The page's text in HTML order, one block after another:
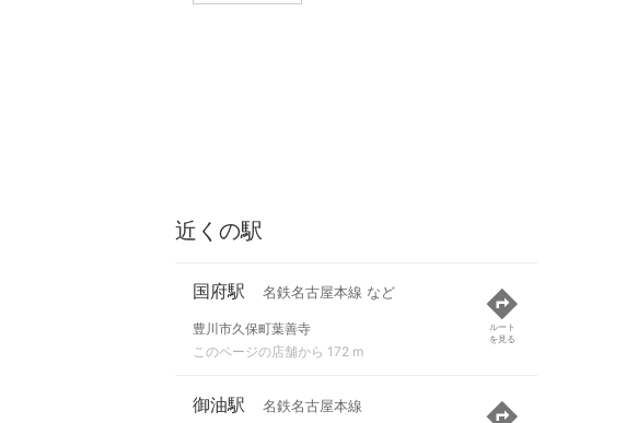
近くの駅
国府駅 名鉄名古屋本線 など
豊川市久保町葉善寺
このページの店舗から 172 m
ルート
を見る
御油駅 名鉄名古屋本線